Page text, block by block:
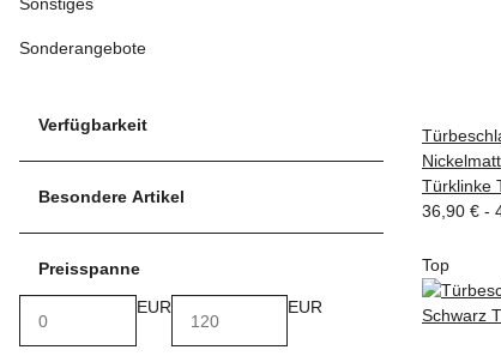
Türklinke
36,90 € -
Top
Sonderangebote
Verfügbarkeit
Besondere Artikel
Preisspanne
EUR
EUR